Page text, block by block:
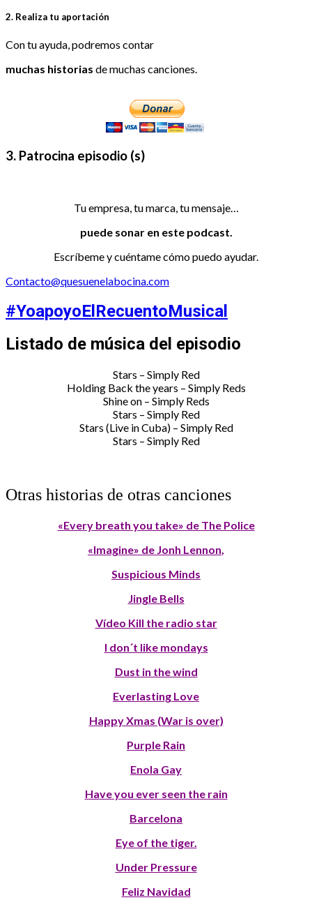
2. Realiza tu aportación
Con tu ayuda, podremos contar
muchas historias de muchas canciones.
3. Patrocina episodio (s)
Tu empresa, tu marca, tu mensaje…
puede sonar en este podcast.
Escríbeme y cuéntame cómo puedo ayudar.
Contacto@quesuenelabocina.com
#YoapoyoElRecuentoMusical
Listado de música del episodio
Stars – Simply Red
Holding Back the years – Simply Reds
Shine on – Simply Reds
Stars – Simply Red
Stars (Live in Cuba) – Simply Red
Stars – Simply Red
Otras historias de otras canciones
«Every breath you take» de The Police
«Imagine» de Jonh Lennon,
Suspicious Minds
Jingle Bells
Vídeo Kill the radio star
I don´t like mondays
Dust in the wind
Everlasting Love
Happy Xmas (War is over)
Purple Rain
Enola Gay
Have you ever seen the rain
Barcelona
Eye of the tiger.
Under Pressure
Feliz Navidad